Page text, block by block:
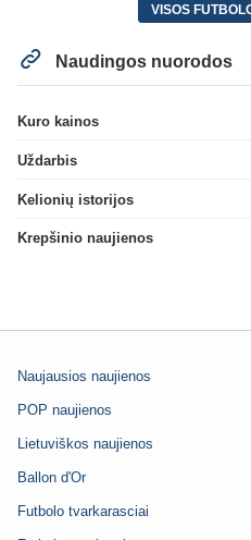
VISOS
Naudingos nuorodos
Kuro kainos
Uždarbis
Kelionių istorijos
Krepšinio naujienos
Naujausios naujienos
POP naujienos
Lietuviškos naujienos
Ballon d'Or
Futbolo tvarkarasciai